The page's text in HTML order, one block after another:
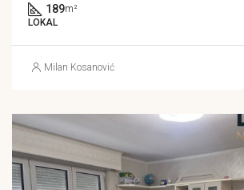
189m²
LOKAL
Milan Kosanović